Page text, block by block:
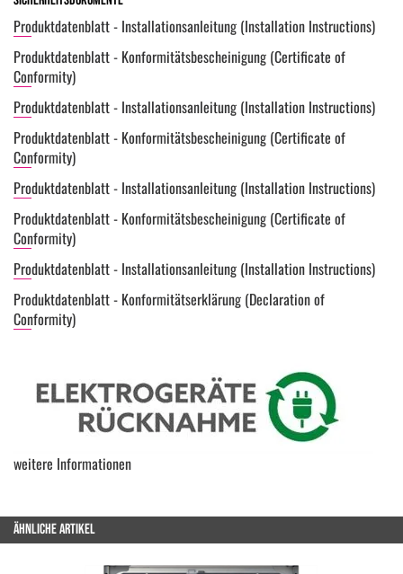
Produktdatenblatt - Installationsanleitung (Installation Instructions)
Produktdatenblatt - Konformitätsbescheinigung (Certificate of
Conformity)
Produktdatenblatt - Installationsanleitung (Installation Instructions)
Produktdatenblatt - Konformitätsbescheinigung (Certificate of
Conformity)
Produktdatenblatt - Installationsanleitung (Installation Instructions)
Produktdatenblatt - Konformitätsbescheinigung (Certificate of
Conformity)
Produktdatenblatt - Installationsanleitung (Installation Instructions)
Produktdatenblatt - Konformitätserklärung (Declaration of
Conformity)
weitere Informationen
ÄHNLICHE ARTIKEL